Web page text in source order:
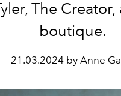
The
boutique.
21.03.2024 by Anne